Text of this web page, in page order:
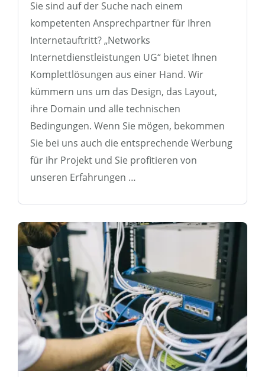
Sie sind auf der Suche nach einem
kompetenten Ansprechpartner für Ihren
Internetauftritt? „Networks
Internetdienstleistungen UG“ bietet Ihnen
Komplettlösungen aus einer Hand. Wir
kümmern uns um das Design, das Layout,
ihre Domain und alle technischen
Bedingungen. Wenn Sie mögen, bekommen
Sie bei uns auch die entsprechende Werbung
für ihr Projekt und Sie profitieren von
unseren Erfahrungen …